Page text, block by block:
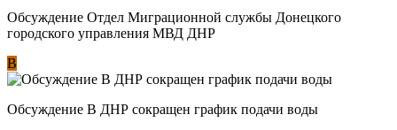
Обсуждение Отдел Миграционной службы Донецкого
городского управления МВД ДНР
В
Обсуждение В ДНР сокращен график подачи воды